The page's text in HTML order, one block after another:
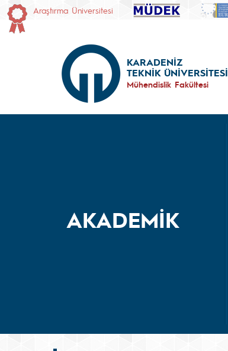
Araştırma Üniversitesi
KARADENİZ
TEKNİK ÜNİVERSİTESİ
Mühendislik Fakültesi
AKADEMİK